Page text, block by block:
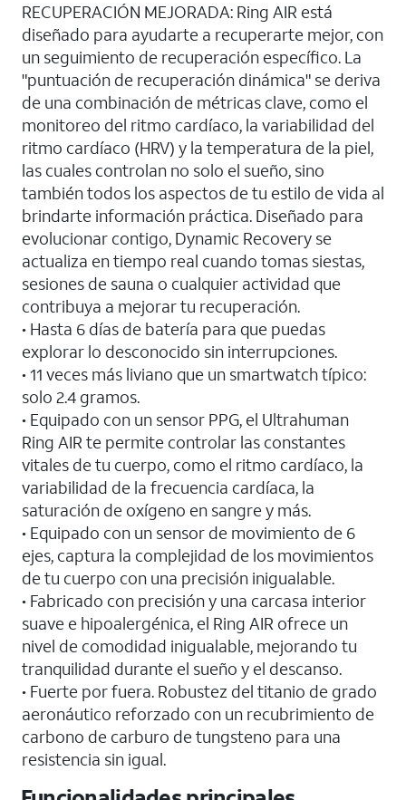
RECUPERACIÓN MEJORADA: Ring AIR está
diseñado para ayudarte a recuperarte mejor, con
un seguimiento de recuperación específico. La
"puntuación de recuperación dinámica" se deriva
de una combinación de métricas clave, como el
monitoreo del ritmo cardíaco, la variabilidad del
ritmo cardíaco (HRV) y la temperatura de la piel,
las cuales controlan no solo el sueño, sino
también todos los aspectos de tu estilo de vida al
brindarte información práctica. Diseñado para
evolucionar contigo, Dynamic Recovery se
actualiza en tiempo real cuando tomas siestas,
sesiones de sauna o cualquier actividad que
contribuya a mejorar tu recuperación.
• Hasta 6 días de batería para que puedas
explorar lo desconocido sin interrupciones.
• 11 veces más liviano que un smartwatch típico:
solo 2.4 gramos.
• Equipado con un sensor PPG, el Ultrahuman
Ring AIR te permite controlar las constantes
vitales de tu cuerpo, como el ritmo cardíaco, la
variabilidad de la frecuencia cardíaca, la
saturación de oxígeno en sangre y más.
• Equipado con un sensor de movimiento de 6
ejes, captura la complejidad de los movimientos
de tu cuerpo con una precisión inigualable.
• Fabricado con precisión y una carcasa interior
suave e hipoalergénica, el Ring AIR ofrece un
nivel de comodidad inigualable, mejorando tu
tranquilidad durante el sueño y el descanso.
• Fuerte por fuera. Robustez del titanio de grado
aeronáutico reforzado con un recubrimiento de
carbono de carburo de tungsteno para una
resistencia sin igual.